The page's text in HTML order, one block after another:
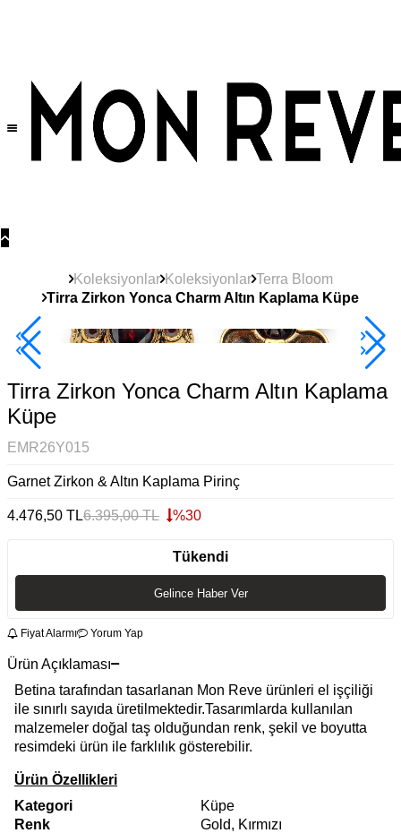
Koleksiyonlar Koleksiyonlar Terra Bloom
Tirra Zirkon Yonca Charm Altın Kaplama Küpe
Çok Satan
Tirra Zirkon Yonca Charm Altın Kaplama
Küpe
EMR26Y015
Garnet Zirkon & Altın Kaplama Pirinç
4.476,50 TL6.395,00TL %30
Tükendi
Gelince Haber Ver
Fiyat Alarmı Yorum Yap
Ürün Açıklaması
Betina tarafından tasarlanan Mon Reve ürünleri el işçiliği
ile sınırlı sayıda üretilmektedir.Tasarımlarda kullanılan
malzemeler doğal taş olduğundan renk, şekil ve boyutta
resimdeki ürün ile farklılık gösterebilir.
Ürün Özellikleri
Kategori
Küpe
Renk
Gold, Kırmızı